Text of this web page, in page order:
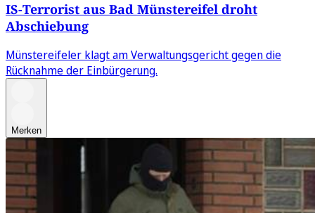
IS-Terrorist aus Bad Münstereifel droht
Abschiebung
Münstereifeler klagt am Verwaltungsgericht gegen die
Rücknahme der Einbürgerung.
Merken